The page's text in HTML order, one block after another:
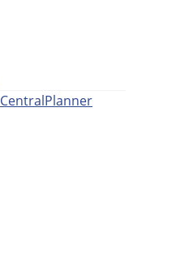
CentralPlanner